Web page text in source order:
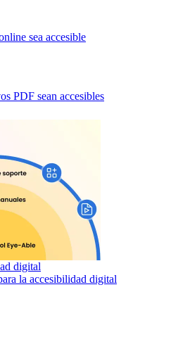
sea accesible
PDF sean accesibles
digital
la accesibilidad digital